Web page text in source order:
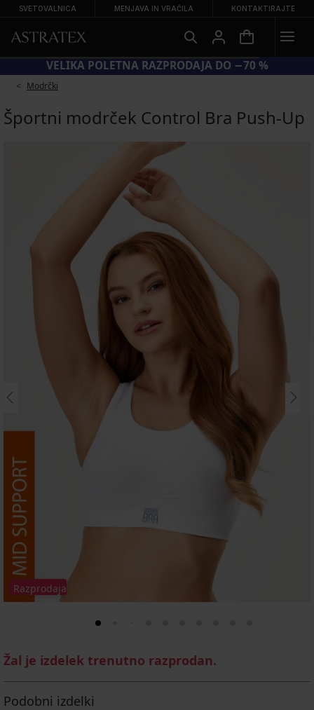
SVETOVALNICA MENJAVA IN VRAČILA KONTAKTIRAJTE
VELIKA POLETNA RAZPRODAJA DO −70 %
Modrčki
Športni modrček Control Bra Push-Up
Razprodaja
Žal je izdelek trenutno razprodan.
Podobni izdelki